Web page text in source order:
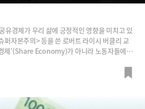
유경제가 우리 삶에 긍정적인 영향을 미치고 있
퍼자본주의> 등을 쓴 로버트 라이시 버클리 교
제’(Share Economy)가 아니라 노동자들에겐
지난 2일 라이시 교수 웹사이트(robertreich.